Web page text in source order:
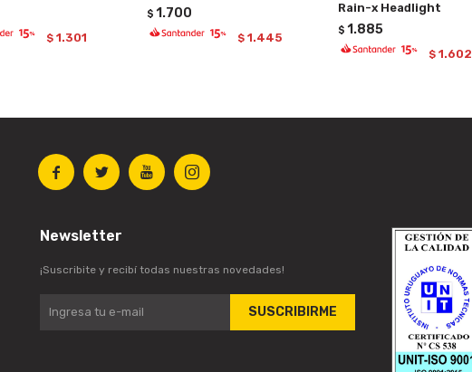
$ 1.301
$ 1.700
$ 1.445
Rain-x Headlight
$ 1.885
$ 1.602
   
Newsletter
¡Suscribite y recibí todas nuestras novedades!
SUSCRIBIRME